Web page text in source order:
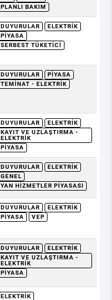
PLANLI BAKIM
DUYURULAR
ELEKTRIK
PIYASA
SERBEST TÜKETICI
DUYURULAR
PIYASA
TEMINAT - ELEKTRIK
DUYURULAR
ELEKTRIK
KAYIT VE UZLAŞTIRMA -
ELEKTRIK
PIYASA
DUYURULAR
ELEKTRIK
GENEL
YAN HIZMETLER PIYASASI
DUYURULAR
ELEKTRIK
PIYASA
VEP
DUYURULAR
ELEKTRIK
KAYIT VE UZLAŞTIRMA -
ELEKTRIK
PIYASA
ELEKTRIK